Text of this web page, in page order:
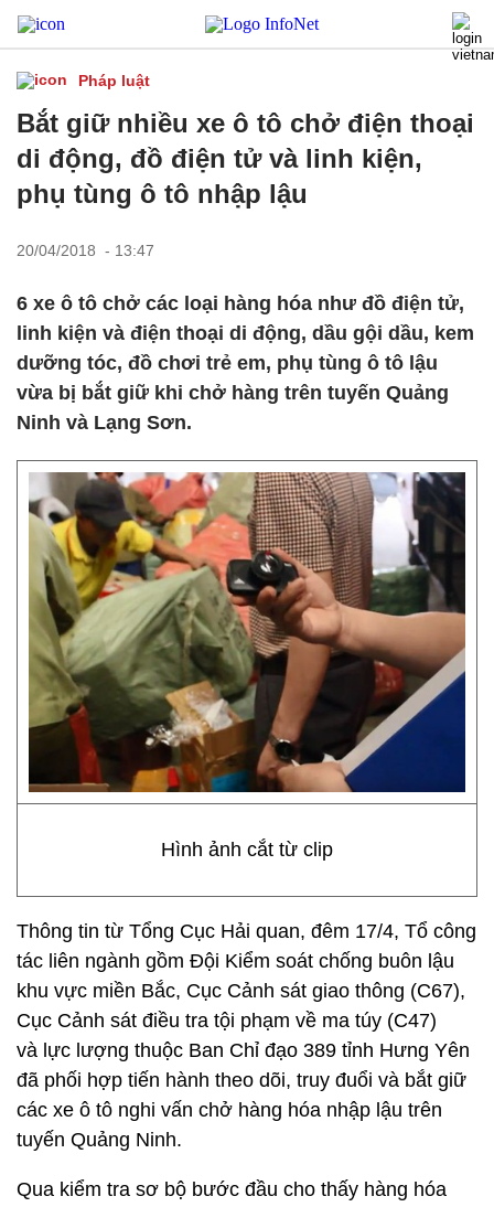
Pháp luật
Bắt giữ nhiều xe ô tô chở điện thoại
di động, đồ điện tử và linh kiện,
phụ tùng ô tô nhập lậu
20/04/2018 - 13:47
6 xe ô tô chở các loại hàng hóa như đồ điện tử,
linh kiện và điện thoại di động, dầu gội dầu, kem
dưỡng tóc, đồ chơi trẻ em, phụ tùng ô tô lậu
vừa bị bắt giữ khi chở hàng trên tuyến Quảng
Ninh và Lạng Sơn.
Hình ảnh cắt từ clip
Thông tin từ Tổng Cục Hải quan, đêm 17/4, Tổ công
tác liên ngành gồm Đội Kiểm soát chống buôn lậu
khu vực miền Bắc, Cục Cảnh sát giao thông (C67),
Cục Cảnh sát điều tra tội phạm về ma túy (C47)
và lực lượng thuộc Ban Chỉ đạo 389 tỉnh Hưng Yên
đã phối hợp tiến hành theo dõi, truy đuổi và bắt giữ
các xe ô tô nghi vấn chở hàng hóa nhập lậu trên
tuyến Quảng Ninh.
Qua kiểm tra sơ bộ bước đầu cho thấy hàng hóa